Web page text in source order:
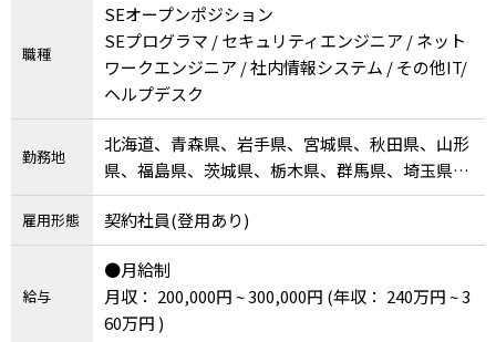
職種
SEオープンポジション
SEプログラマ / セキュリティエンジニア / ネット
ワークエンジニア / 社内情報システム / その他IT/
ヘルプデスク
勤務地
北海道、青森県、岩手県、宮城県、秋田県、山形
県、福島県、茨城県、栃木県、群馬県、埼玉県、
千葉県、東京都、神奈川県、新潟県、富山県、石
川県、福井県、山梨県、長野県、岐阜県、静岡
県、愛知県、三重県、滋賀県、京都府、大阪府、
兵庫県、奈良県、和歌山県、鳥取県、島根県、岡
山県、広島県、山口県、徳島県、香川県、愛媛
県、高知県、福岡県、佐賀県、長崎県、熊本県、
雇用形態 契約社員(登用あり)
給与
●月給制
月収： 200,000円 ~ 300,000円 (年収： 240万円 ~ 3
60万円 )